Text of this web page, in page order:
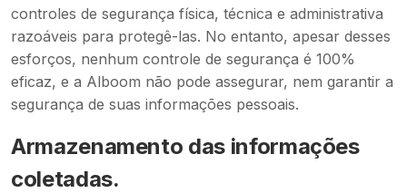
controles de segurança física, técnica e administrativa
razoáveis para protegê-las. No entanto, apesar desses
esforços, nenhum controle de segurança é 100%
eficaz, e a Alboom não pode assegurar, nem garantir a
segurança de suas informações pessoais.
Armazenamento das informações
coletadas.